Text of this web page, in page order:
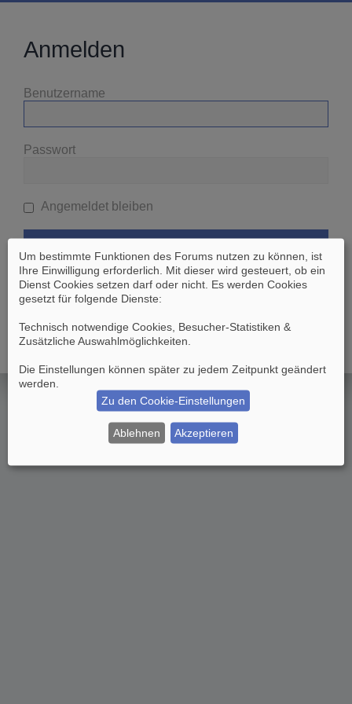
Anmelden
Benutzername
Passwort
Angemeldet bleiben
Ich habe mein Passwort vergessen
Zurück zur vorherigen Seite
Um bestimmte Funktionen des Forums nutzen zu können, ist
Ihre Einwilligung erforderlich. Mit dieser wird gesteuert, ob ein
Dienst Cookies setzen darf oder nicht. Es werden Cookies
gesetzt für folgende Dienste:
Technisch notwendige Cookies, Besucher-Statistiken &
Zusätzliche Auswahlmöglichkeiten
Die Einstellungen können später zu jedem Zeitpunkt geändert
werden.
Zu den Cookie-Einstellungen
Ablehnen Akzeptieren